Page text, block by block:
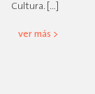
Cultura. […]
ver más >